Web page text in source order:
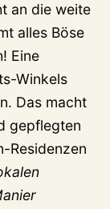
an die weite
alles Böse
Eine
Winkels
Das macht
gepflegten
Residenzen